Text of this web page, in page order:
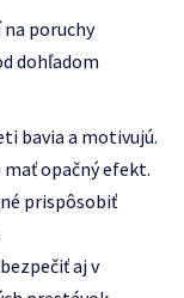
poruchy
dohľadom
bavia a motivujú.
opačný efekt.
prispôsobiť
aj v